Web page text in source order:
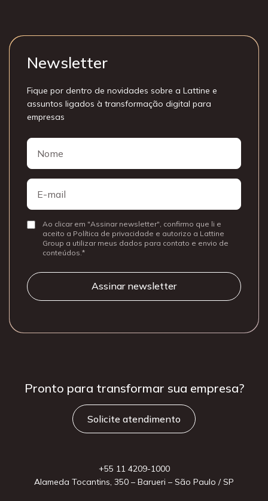
Newsletter
Fique por dentro de novidades sobre a Lattine e
assuntos ligados à transformação digital para
empresas
Nome
E-
mail
ConsentirAo clicar em "Assinar newsletter", confirmo que li e
aceito a Política de privacidade e autorizo a Lattine
Group a utilizar meus dados para contato e envio de
conteúdos.
Pronto para transformar sua empresa?
Solicite atendimento
+55 11 4209-1000
Alameda Tocantins, 350 – Barueri – São Paulo / SP